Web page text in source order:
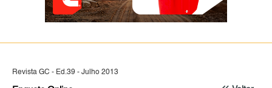
Revista GC - Ed.39 - Julho 2013